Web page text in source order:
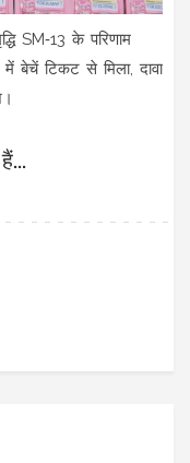
SM‑13 के परिणाम
में बेचें टिकट से मिला, दावा